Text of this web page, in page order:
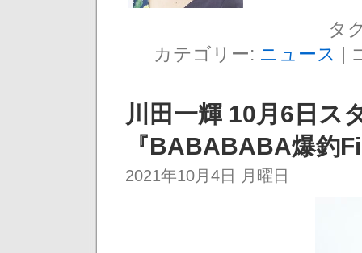
タ
カテゴリー: ニュース |
川田一輝 10月6日ス
『BABABABA爆釣
2021年10月4日 月曜日